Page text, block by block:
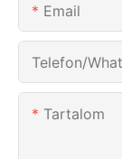
Email
Telefon/
Tartalom